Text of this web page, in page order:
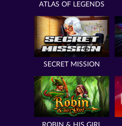
ATLAS OF LEGENDS
SECRET MISSION